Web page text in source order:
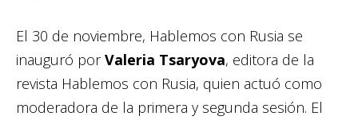
El 30 de noviembre, Hablemos con Rusia se
inauguró porValeria Tsaryova, editora de la
revista Hablemos con Rusia, quien actuó como
moderadora de la primera y segunda sesión. El